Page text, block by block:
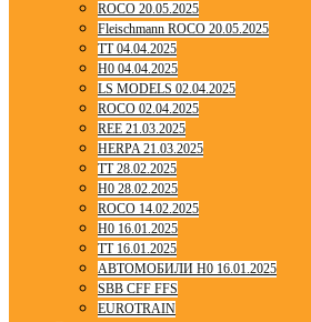
ROCO 20.05.2025
Fleischmann ROCO 20.05.2025
TT 04.04.2025
H0 04.04.2025
LS MODELS 02.04.2025
ROCO 02.04.2025
REE 21.03.2025
HERPA 21.03.2025
TT 28.02.2025
H0 28.02.2025
ROCO 14.02.2025
H0 16.01.2025
TT 16.01.2025
АВТОМОБИЛИ H0 16.01.2025
SBB CFF FFS
EUROTRAIN